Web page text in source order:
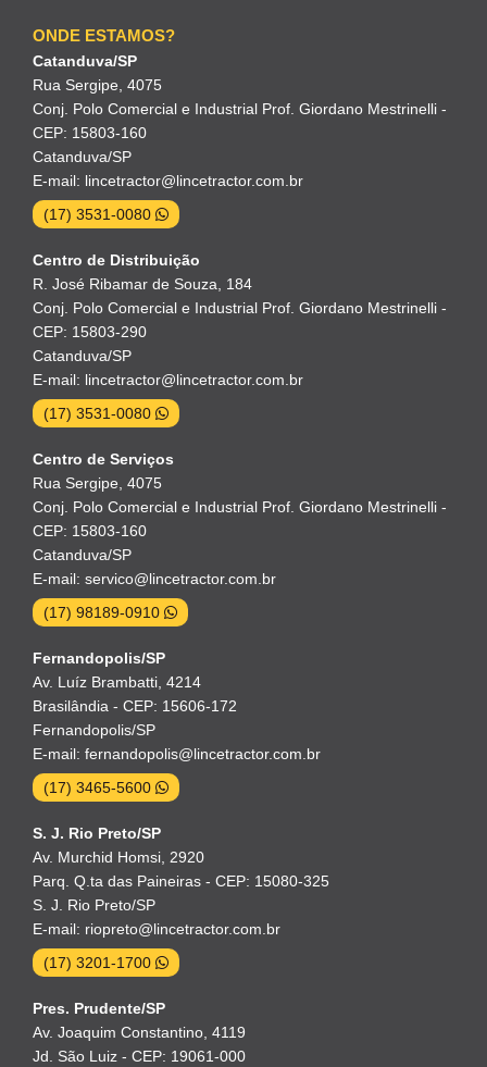
ONDE ESTAMOS?
Catanduva/SP
Rua Sergipe, 4075
Conj. Polo Comercial e Industrial Prof. Giordano Mestrinelli -
CEP: 15803-160
Catanduva/SP
E-mail: lincetractor@lincetractor.com.br
(17) 3531-0080
Centro de Distribuição
R. José Ribamar de Souza, 184
Conj. Polo Comercial e Industrial Prof. Giordano Mestrinelli -
CEP: 15803-290
Catanduva/SP
E-mail: lincetractor@lincetractor.com.br
(17) 3531-0080
Centro de Serviços
Rua Sergipe, 4075
Conj. Polo Comercial e Industrial Prof. Giordano Mestrinelli -
CEP: 15803-160
Catanduva/SP
E-mail: servico@lincetractor.com.br
(17) 98189-0910
Fernandopolis/SP
Av. Luíz Brambatti, 4214
Brasilândia - CEP: 15606-172
Fernandopolis/SP
E-mail: fernandopolis@lincetractor.com.br
(17) 3465-5600
S. J. Rio Preto/SP
Av. Murchid Homsi, 2920
Parq. Q.ta das Paineiras - CEP: 15080-325
S. J. Rio Preto/SP
E-mail: riopreto@lincetractor.com.br
(17) 3201-1700
Pres. Prudente/SP
Av. Joaquim Constantino, 4119
Jd. São Luiz - CEP: 19061-000